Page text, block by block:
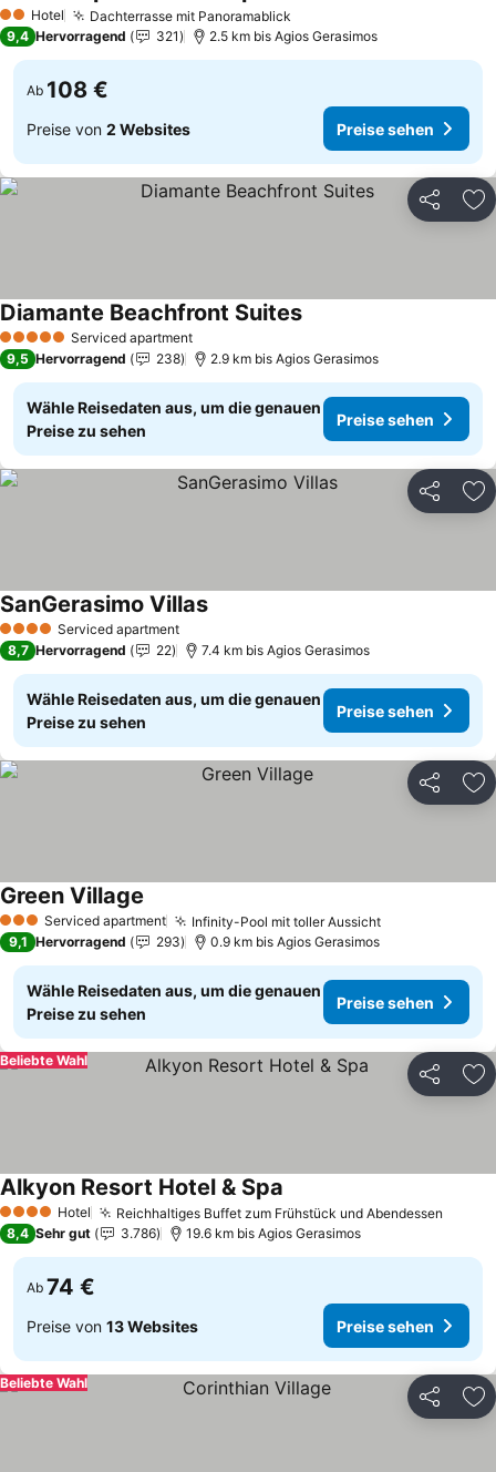
2 Sterne
Hotel Dachterrasse mit Panoramablick
9,4 Hervorragend 321 2.5 km bis Agios Gerasimos
Ab 108 €
Preise von 2 Websites Preise sehen
Teilen
5 Sterne Serviced apartment
Diamante Beachfront SuitesPreise sehen
9,5 Hervorragend 238 2.9 km bis Agios Gerasimos
Wähle Reisedaten aus, um die genauen
Preise zu sehen
Preise sehen
Teilen
4 Sterne Serviced apartment
SanGerasimo VillasPreise sehen
8,7 Hervorragend 22 7.4 km bis Agios Gerasimos
Wähle Reisedaten aus, um die genauen
Preise zu sehen
Preise sehen
Teilen
3 SterneServiced apartment Infinity-Pool mit toller AussichtPreise sehen
Green Village
9,1 Hervorragend 293 0.9 km bis Agios Gerasimos
Wähle Reisedaten aus, um die genauen
Preise zu sehen
Preise sehen
Teilen
Beliebte Wahl
4 Sterne Hotel Reichhaltiges Buffet zum Frühstück und Abendessen
Alkyon Resort Hotel & Spa
8,4 Sehr gut 3.786 19.6 km bis Agios Gerasimos
Ab 74 €
Preise von 13 Websites Preise sehen
Teilen
Beliebte Wahl